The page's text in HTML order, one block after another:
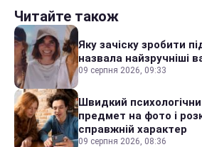
Читайте також
Яку зачіску зробити
назвала найзручніші
09 серпня 2026, 09:33
Швидкий
предмет на фото і
справжній характер
09 серпня 2026, 08:36